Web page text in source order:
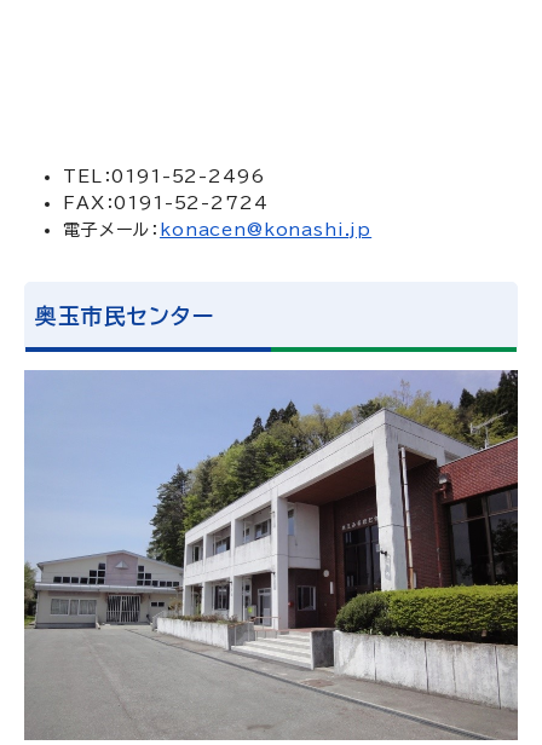
TEL：0191-52-2496
FAX：0191-52-2724
電子メール： konacen@konashi.jp
奥玉市民センター